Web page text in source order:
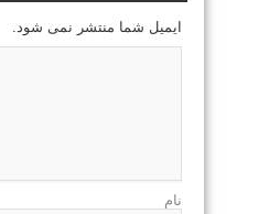
ایمیل شما منتشر نمی شود.
نام